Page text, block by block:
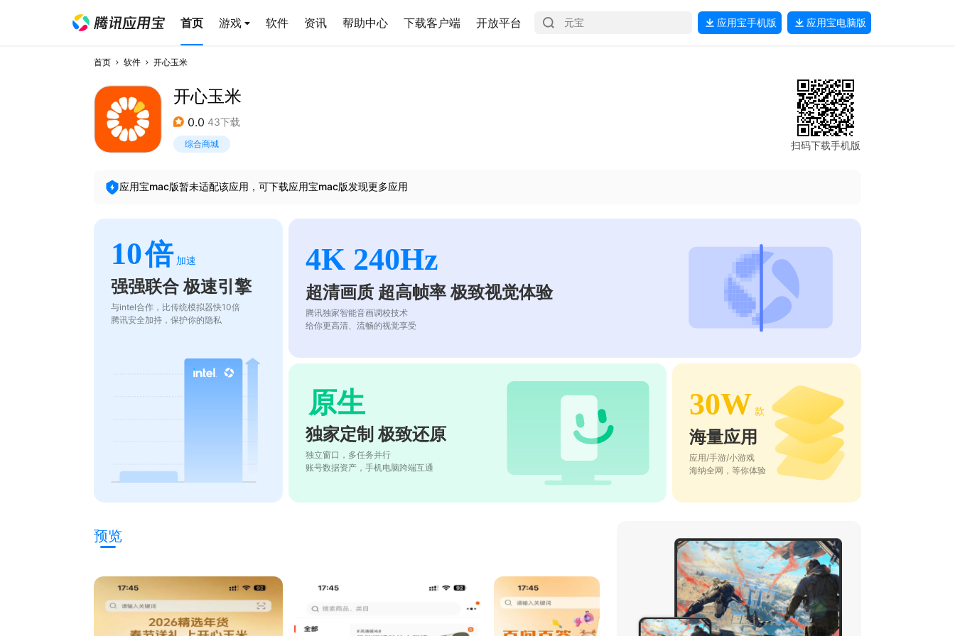
首页 游戏 软件 资讯 帮助中心 下载客户端 开放平台 应用宝手机版 应用宝电脑版
首页 软件 开心玉米
开心玉米
0.0 43下载
综合商城 扫码下载手机版
应用宝mac版暂未适配该应用，可下载应用宝mac版发现更多应用
10倍 加速
强强联合 极速引擎
与intel合作，比传统模拟器快10倍
腾讯安全加持，保护你的隐私
4K 240Hz
超清画质 超高帧率 极致视觉体验
腾讯独家智能音画调校技术
给你更高清、流畅的视觉享受
原生
独家定制 极致还原
独立窗口，多任务并行
账号数据资产，手机电脑跨端互通
30W 款
海量应用
应用/手游/小游戏
海纳全网，等你体验
预览